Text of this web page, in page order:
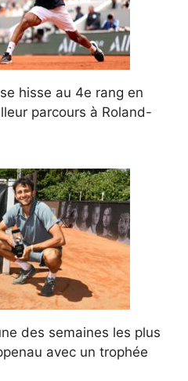
hisse au 4e rang en
parcours à Roland-
des semaines les plus
avec un trophée